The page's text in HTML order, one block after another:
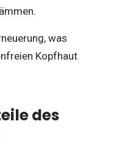
was
Kopfhaut
des